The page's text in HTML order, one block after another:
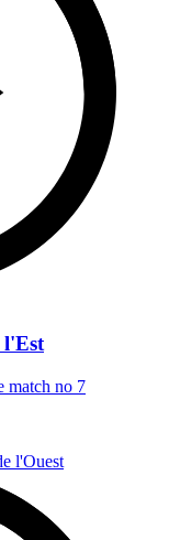
l'Est
match no 7